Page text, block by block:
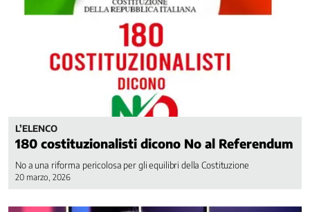
L’ELENCO
180 costituzionalisti dicono No al Referendum
No a una riforma pericolosa per gli equilibri della Costituzione
20 marzo, 2026